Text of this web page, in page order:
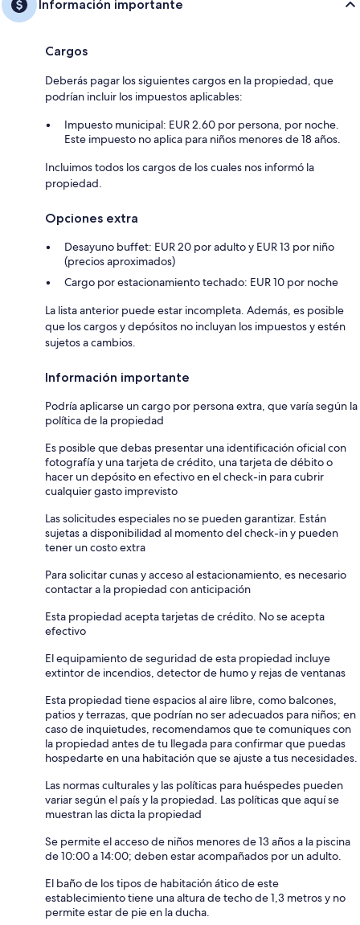
Información importante
Cargos
Deberás pagar los siguientes cargos en la propiedad, que
podrían incluir los impuestos aplicables:
Impuesto municipal: EUR 2.60 por persona, por noche.
Este impuesto no aplica para niños menores de 18 años.
Incluimos todos los cargos de los cuales nos informó la
propiedad.
Opciones extra
Desayuno buffet: EUR 20 por adulto y EUR 13 por niño
(precios aproximados)
Cargo por estacionamiento techado: EUR 10 por noche
La lista anterior puede estar incompleta. Además, es posible
que los cargos y depósitos no incluyan los impuestos y estén
sujetos a cambios.
Información importante
Podría aplicarse un cargo por persona extra, que varía según la
política de la propiedad
Es posible que debas presentar una identificación oficial con
fotografía y una tarjeta de crédito, una tarjeta de débito o
hacer un depósito en efectivo en el check-in para cubrir
cualquier gasto imprevisto
Las solicitudes especiales no se pueden garantizar. Están
sujetas a disponibilidad al momento del check-in y pueden
tener un costo extra
Para solicitar cunas y acceso al estacionamiento, es necesario
contactar a la propiedad con anticipación
Esta propiedad acepta tarjetas de crédito. No se acepta
efectivo
El equipamiento de seguridad de esta propiedad incluye
extintor de incendios, detector de humo y rejas de ventanas
Esta propiedad tiene espacios al aire libre, como balcones,
patios y terrazas, que podrían no ser adecuados para niños; en
caso de inquietudes, recomendamos que te comuniques con
la propiedad antes de tu llegada para confirmar que puedas
hospedarte en una habitación que se ajuste a tus necesidades.
Las normas culturales y las políticas para huéspedes pueden
variar según el país y la propiedad. Las políticas que aquí se
muestran las dicta la propiedad
Se permite el acceso de niños menores de 13 años a la piscina
de 10:00 a 14:00; deben estar acompañados por un adulto.
El baño de los tipos de habitación ático de este
establecimiento tiene una altura de techo de 1,3 metros y no
permite estar de pie en la ducha.